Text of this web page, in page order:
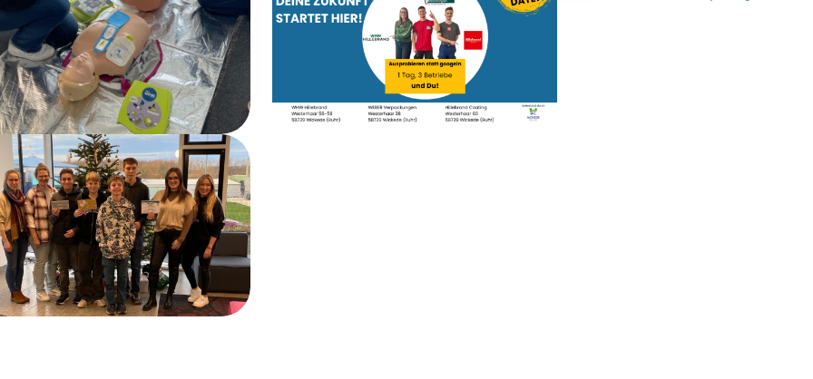
Hilfe-Schulung
Weiberfastnacht